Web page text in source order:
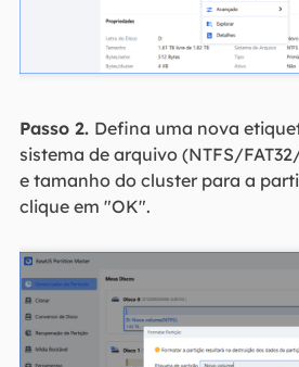
Passo 2. Defina uma nova
sistema de arquivo (NTFS/
e tamanho do cluster para a
clique em "OK".